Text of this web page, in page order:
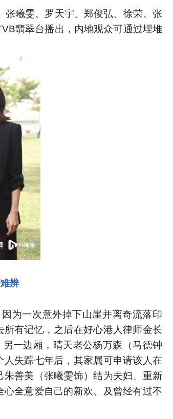
张曦雯、罗天宇、郑俊弘、徐荣、张
翡翠台播出，内地观众可通过埋堆
辨
为一次意外掉下山崖并离奇流落印
有记忆，之后在好心港人律师金长
一边厢，晴天老公杨万森（马德钟
失踪七年后，其家属可申请该人在
善美（张曦雯饰）结为夫妇、重新
全意爱自己的新欢、及曾经有过不